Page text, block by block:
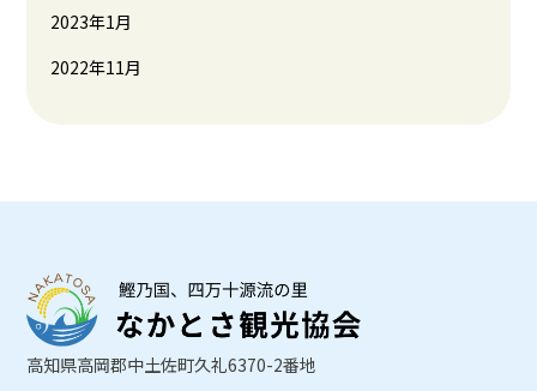
2023年1月
2022年11月
高知県高岡郡中土佐町久礼6370-2番地